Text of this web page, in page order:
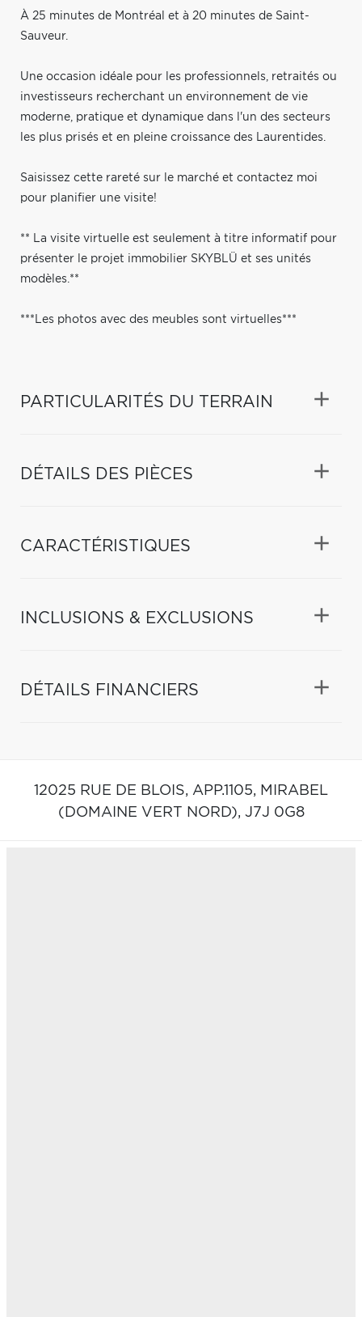
À 25 minutes de Montréal et à 20 minutes de Saint-
Sauveur.
Une occasion idéale pour les professionnels, retraités ou
investisseurs recherchant un environnement de vie
moderne, pratique et dynamique dans l'un des secteurs
les plus prisés et en pleine croissance des Laurentides.
Saisissez cette rareté sur le marché et contactez moi
pour planifier une visite!
** La visite virtuelle est seulement à titre informatif pour
présenter le projet immobilier SKYBLÜ et ses unités
modèles.**
***Les photos avec des meubles sont virtuelles***
PARTICULARITÉS DU TERRAIN
DÉTAILS DES PIÈCES
CARACTÉRISTIQUES
INCLUSIONS & EXCLUSIONS
DÉTAILS FINANCIERS
12025 RUE DE BLOIS, APP.1105, MIRABEL
(DOMAINE VERT NORD), J7J 0G8